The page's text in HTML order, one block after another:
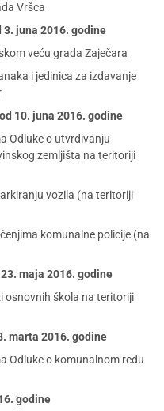
Vršca
3. juna 2016. godine
veću grada Zaječara
i jedinica za izdavanje
10. juna 2016. godine
Odluke o utvrđivanju
zemljišta na teritoriji
vozila (na teritoriji
komunalne policije (na
maja 2016. godine
osnovnih škola na teritoriji
marta 2016. godine
Odluke o komunalnom redu
godine